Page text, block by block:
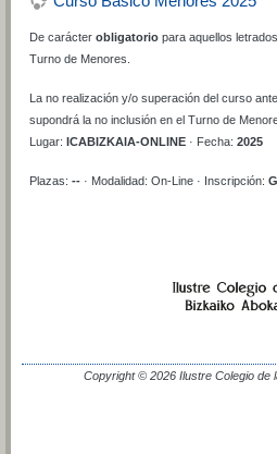
De carácter obligatoriopara aquellos
Turno de Menores.
La no realización y/o superación del curso
supondrá la no inclusión en el Turno de
Lugar: ICABIZKAIA-ONLINE· Fecha: 2025
Plazas: -- · Modalidad: On-Line · Inscripción:
Copyright © 2026 Ilustre Colegio de